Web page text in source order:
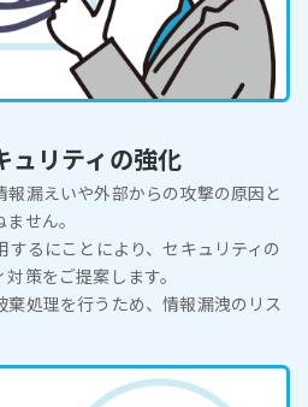
ュリティの強化
報漏えいや外部からの攻撃の原因と
せん。
するにことにより、セキュリティの
策をご提案します。
処理を行うため、情報漏洩のリス